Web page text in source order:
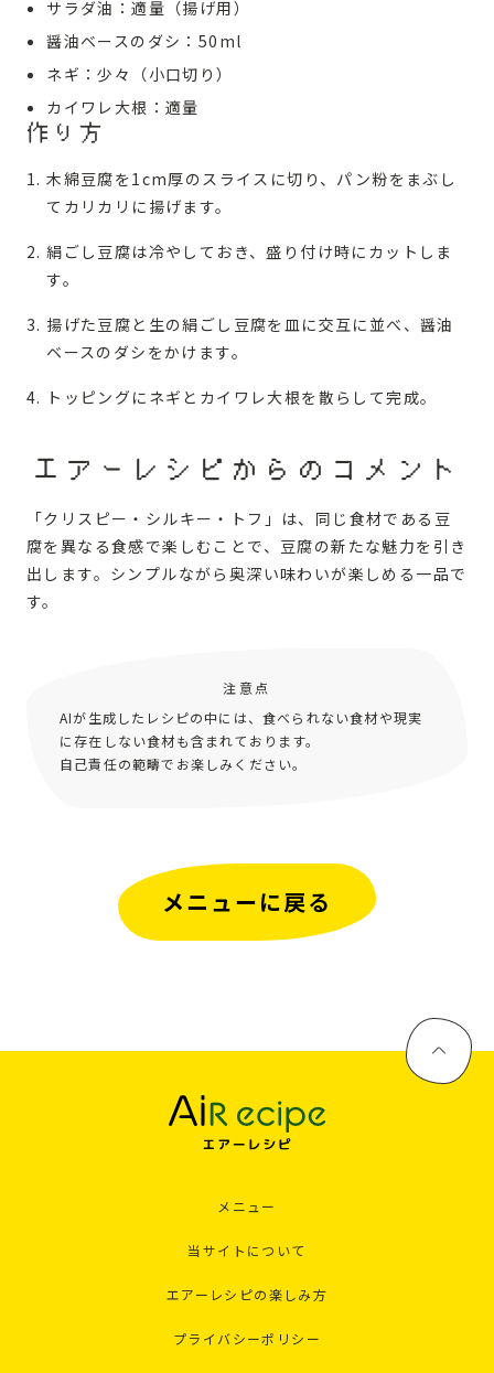
サラダ油：適量（揚げ用）
醤油ベースのダシ：50ml
ネギ：少々（小口切り）
カイワレ大根：適量
作り方
木綿豆腐を1cm厚のスライスに切り、パン粉をまぶし
てカリカリに揚げます。
絹ごし豆腐は冷やしておき、盛り付け時にカットしま
す。
揚げた豆腐と生の絹ごし豆腐を皿に交互に並べ、醤油
ベースのダシをかけます。
トッピングにネギとカイワレ大根を散らして完成。
エアーレシピからのコメント
「クリスピー・シルキー・トフ」は、同じ食材である豆
腐を異なる食感で楽しむことで、豆腐の新たな魅力を引き
出します。シンプルながら奥深い味わいが楽しめる一品で
す。
注意点
AIが生成したレシピの中には、食べられない食材や現実
に存在しない食材も含まれております。
自己責任の範疇でお楽しみください。
メニューに戻る
メニュー
当サイトについて
エアーレシピの楽しみ方
プライバシーポリシー